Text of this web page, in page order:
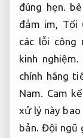
đúng hẹn.
đảm im, Tối
các lỗi công
kinh nghiệm.
chính hãng
Nam. Cam
xử lý này bao
bản. Đội ngũ